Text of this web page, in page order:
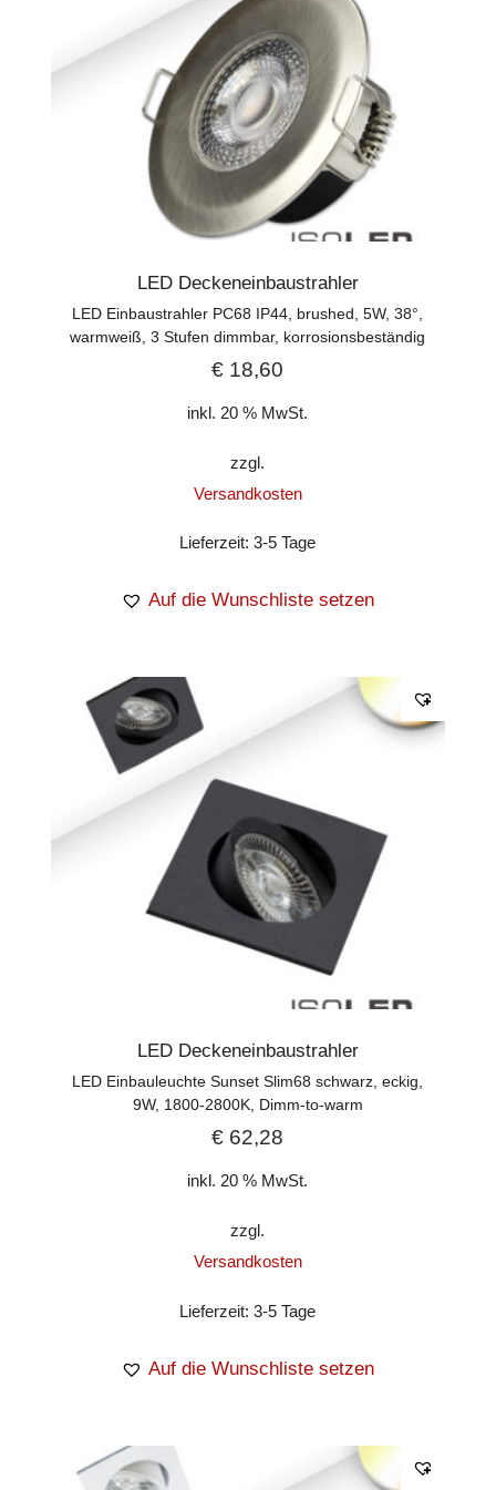
LED Deckeneinbaustrahler
LED Einbaustrahler PC68 IP44, brushed, 5W, 38°,
warmweiß, 3 Stufen dimmbar, korrosionsbeständig
€ 18,60
inkl. 20 % MwSt.
zzgl.
Versandkosten
Lieferzeit:3-5 Tage
Auf die Wunschliste setzen
LED Deckeneinbaustrahler
LED Einbauleuchte Sunset Slim68 schwarz, eckig,
9W, 1800-2800K, Dimm-to-warm
€ 62,28
inkl. 20 % MwSt.
zzgl.
Versandkosten
Lieferzeit:3-5 Tage
Auf die Wunschliste setzen